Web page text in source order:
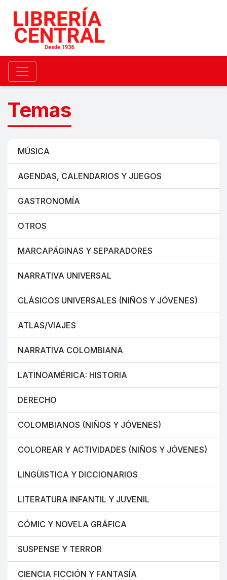
Temas
MÚSICA
AGENDAS, CALENDARIOS Y JUEGOS
GASTRONOMÍA
OTROS
MARCAPÁGINAS Y SEPARADORES
NARRATIVA UNIVERSAL
CLÁSICOS UNIVERSALES (NIÑOS Y JÓVENES)
ATLAS/VIAJES
NARRATIVA COLOMBIANA
LATINOAMÉRICA: HISTORIA
DERECHO
COLOMBIANOS (NIÑOS Y JÓVENES)
COLOREAR Y ACTIVIDADES (NIÑOS Y JÓVENES)
LINGÜISTICA Y DICCIONARIOS
LITERATURA INFANTIL Y JUVENIL
CÓMIC Y NOVELA GRÁFICA
SUSPENSE Y TERROR
CIENCIA FICCIÓN Y FANTASÍA